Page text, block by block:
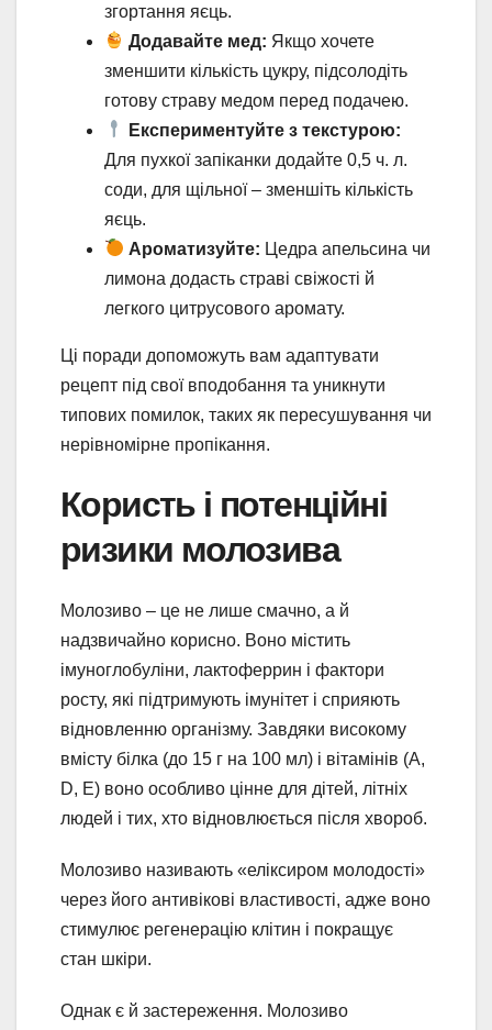
згортання яєць.
Додавайте мед: Якщо хочете
зменшити кількість цукру, підсолодіть
готову страву медом перед подачею.
Експериментуйте з текстурою:
Для пухкої запіканки додайте 0,5 ч. л.
соди, для щільної – зменшіть кількість
яєць.
Ароматизуйте: Цедра апельсина чи
лимона додасть страві свіжості й
легкого цитрусового аромату.
Ці поради допоможуть вам адаптувати
рецепт під свої вподобання та уникнути
типових помилок, таких як пересушування чи
нерівномірне пропікання.
Користь і потенційні
ризики молозива
Молозиво – це не лише смачно, а й
надзвичайно корисно. Воно містить
імуноглобуліни, лактоферрин і фактори
росту, які підтримують імунітет і сприяють
відновленню організму. Завдяки високому
вмісту білка (до 15 г на 100 мл) і вітамінів (A,
D, E) воно особливо цінне для дітей, літніх
людей і тих, хто відновлюється після хвороб.
Молозиво називають «еліксиром молодості»
через його антивікові властивості, адже воно
стимулює регенерацію клітин і покращує
стан шкіри.
Однак є й застереження. Молозиво